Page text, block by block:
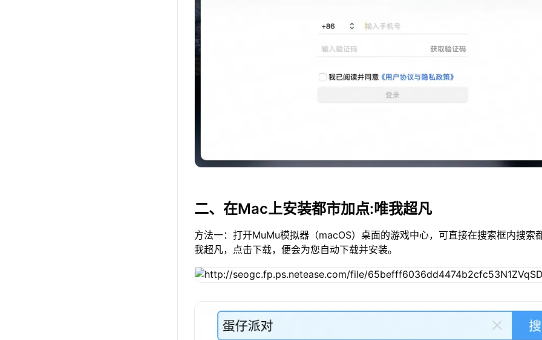
二、在Mac上安装都市加点:唯我超凡
方法一：打开MuMu模拟器（macOS）桌面的游戏中心，可直接在搜索框内搜索
我超凡，点击下载，便会为您自动下载并安装。